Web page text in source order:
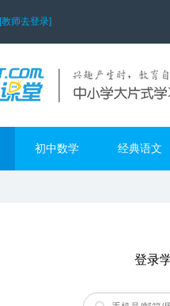
[教师去登录]
初中数学 经典语文
登录